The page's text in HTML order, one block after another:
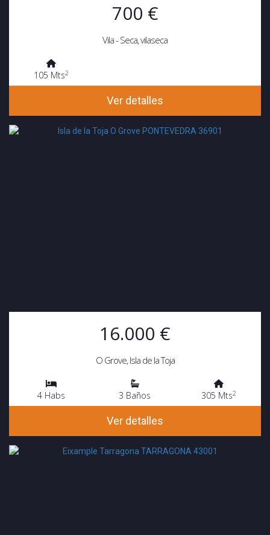
700 €
Vila - Seca, vilaseca
105 Mts2
Ver detalles
16.000 €
O Grove, Isla de la Toja
4 Habs 3 Baños 305 Mts2
Ver detalles